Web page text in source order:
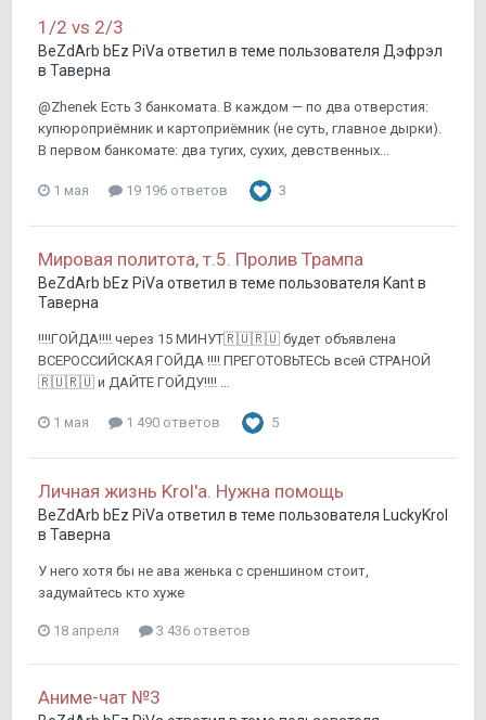
1/2 vs 2/3
BeZdArb bEz PiVa ответил в теме пользователя Дэфрэл
в Таверна
@Zhenek Есть 3 банкомата. В каждом — по два отверстия:
купюроприёмник и картоприёмник (не суть, главное дырки).
В первом банкомате: два тугих, сухих, девственных...
1 мая 19 196 ответов 3
Мировая политота, т.5. Пролив Трампа
BeZdArb bEz PiVa ответил в теме пользователя Kantв
Таверна
‼️‼️ГОЙДА‼️‼️ через 15 МИНУТ🇷🇺🇷🇺 будет объявлена
ВСЕРОССИЙСКАЯ ГОЙДА ‼️‼️ ПРЕГОТОВЬТЕСЬ всей СТРАНОЙ
🇷🇺🇷🇺 и ДАЙТЕ ГОЙДУ‼️‼️ ...
1 мая 1 490 ответов 5
Личная жизнь Krol'а. Нужна помощь
BeZdArb bEz PiVa ответил в теме пользователя
LuckyKrol
в Таверна
У него хотя бы не ава женька с среншином стоит,
задумайтесь кто хуже
18 апреля 3 436 ответов
Аниме-чат №3